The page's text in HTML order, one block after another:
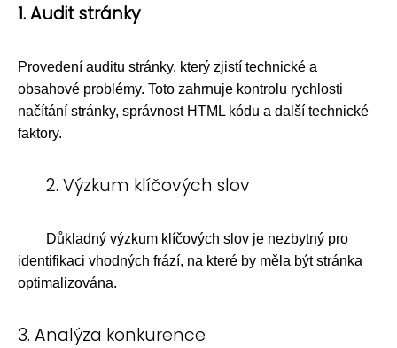
1. Audit stránky
Provedení auditu stránky, který zjistí technické a
obsahové problémy. Toto zahrnuje kontrolu rychlosti
načítání stránky, správnost HTML kódu a další technické
faktory.
2. Výzkum klíčových slov
Důkladný výzkum klíčových slov je nezbytný pro
identifikaci vhodných frází, na které by měla být stránka
optimalizována.
3. Analýza konkurence